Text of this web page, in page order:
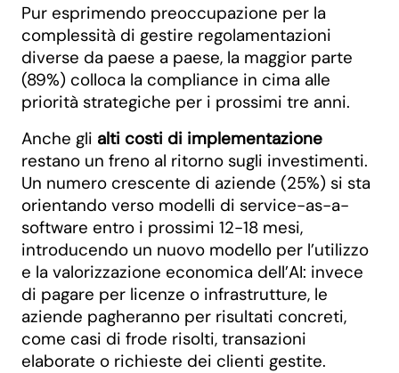
Pur esprimendo preoccupazione per la
complessità di gestire regolamentazioni
diverse da paese a paese, la maggior parte
(89%) colloca la compliance in cima alle
priorità strategiche per i prossimi tre anni.
Anche gli alti costi di implementazione
restano un freno al ritorno sugli investimenti.
Un numero crescente di aziende (25%) si sta
orientando verso modelli di service-as-a-
software entro i prossimi 12-18 mesi,
introducendo un nuovo modello per l’utilizzo
e la valorizzazione economica dell’AI: invece
di pagare per licenze o infrastrutture, le
aziende pagheranno per risultati concreti,
come casi di frode risolti, transazioni
elaborate o richieste dei clienti gestite.